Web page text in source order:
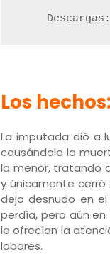
Los hechos:
La imputada dió a
causándole la
la menor, tratando
y únicamente
dejo desnudo en
perdía, pero aún
le ofrecían la
labores.